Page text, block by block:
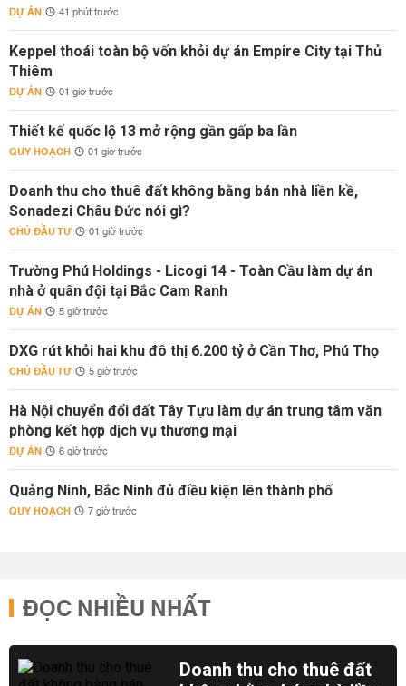
DỰ ÁN 41 phút trước
Keppel thoái toàn bộ vốn khỏi dự án Empire City tại Thủ
Thiêm
DỰ ÁN 01 giờ trước
Thiết kế quốc lộ 13 mở rộng gần gấp ba lần
QUY HOẠCH 01 giờ trước
Doanh thu cho thuê đất không bằng bán nhà liền kề,
Sonadezi Châu Đức nói gì?
CHỦ ĐẦU TƯ 01 giờ trước
Trường Phú Holdings - Licogi 14 - Toàn Cầu làm dự án
nhà ở quân đội tại Bắc Cam Ranh
DỰ ÁN 5 giờ trước
DXG rút khỏi hai khu đô thị 6.200 tỷ ở Cần Thơ, Phú Thọ
CHỦ ĐẦU TƯ 5 giờ trước
Hà Nội chuyển đổi đất Tây Tựu làm dự án trung tâm văn
phòng kết hợp dịch vụ thương mại
DỰ ÁN 6 giờ trước
Quảng Ninh, Bắc Ninh đủ điều kiện lên thành phố
QUY HOẠCH 7 giờ trước
ĐỌC NHIỀU NHẤT
Doanh thu cho thuê đất